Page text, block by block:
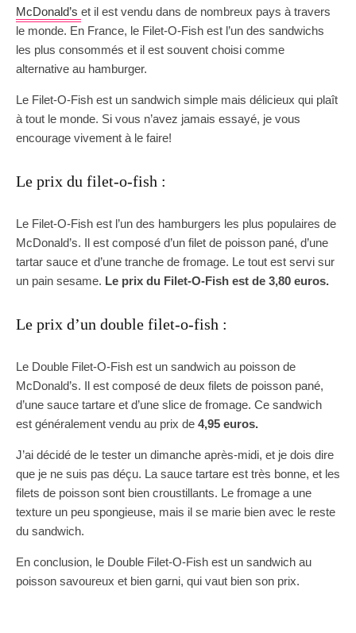
McDonald’s et il est vendu dans de nombreux pays à travers
le monde. En France, le Filet-O-Fish est l’un des sandwichs
les plus consommés et il est souvent choisi comme
alternative au hamburger.
Le Filet-O-Fish est un sandwich simple mais délicieux qui plaît
à tout le monde. Si vous n’avez jamais essayé, je vous
encourage vivement à le faire!
Le prix du filet-o-fish :
Le Filet-O-Fish est l’un des hamburgers les plus populaires de
McDonald’s. Il est composé d’un filet de poisson pané, d’une
tartar sauce et d’une tranche de fromage. Le tout est servi sur
un pain sesame. Le prix du Filet-O-Fish est de 3,80 euros.
Le prix d’un double filet-o-fish :
Le Double Filet-O-Fish est un sandwich au poisson de
McDonald’s. Il est composé de deux filets de poisson pané,
d’une sauce tartare et d’une slice de fromage. Ce sandwich
est généralement vendu au prix de 4,95 euros.
J’ai décidé de le tester un dimanche après-midi, et je dois dire
que je ne suis pas déçu. La sauce tartare est très bonne, et les
filets de poisson sont bien croustillants. Le fromage a une
texture un peu spongieuse, mais il se marie bien avec le reste
du sandwich.
En conclusion, le Double Filet-O-Fish est un sandwich au
poisson savoureux et bien garni, qui vaut bien son prix.